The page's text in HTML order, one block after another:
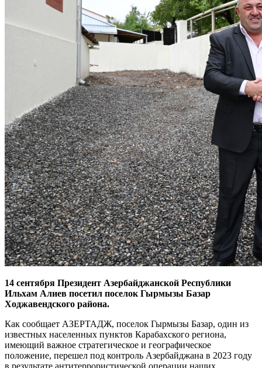
14 сентября Президент Азербайджанской Республики
Ильхам Алиев посетил поселок Гырмызы Базар
Ходжавендского района.
Как сообщает АЗЕРТАДЖ, поселок Гырмызы Базар, один из
известных населенных пунктов Карабахского региона,
имеющий важное стратегическое и географическое
положение, перешел под контроль Азербайджана в 2023 году
в результате антитеррористической операции наших